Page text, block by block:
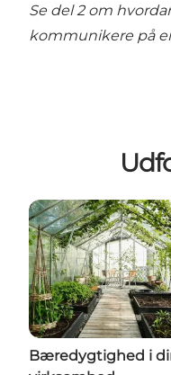
Se del 2 om
kommunikere på
Bæredygtighed i